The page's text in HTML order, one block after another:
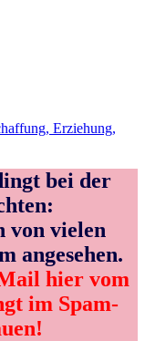
Erziehung,
bei der
von vielen
angesehen.
hier vom
im Spam-